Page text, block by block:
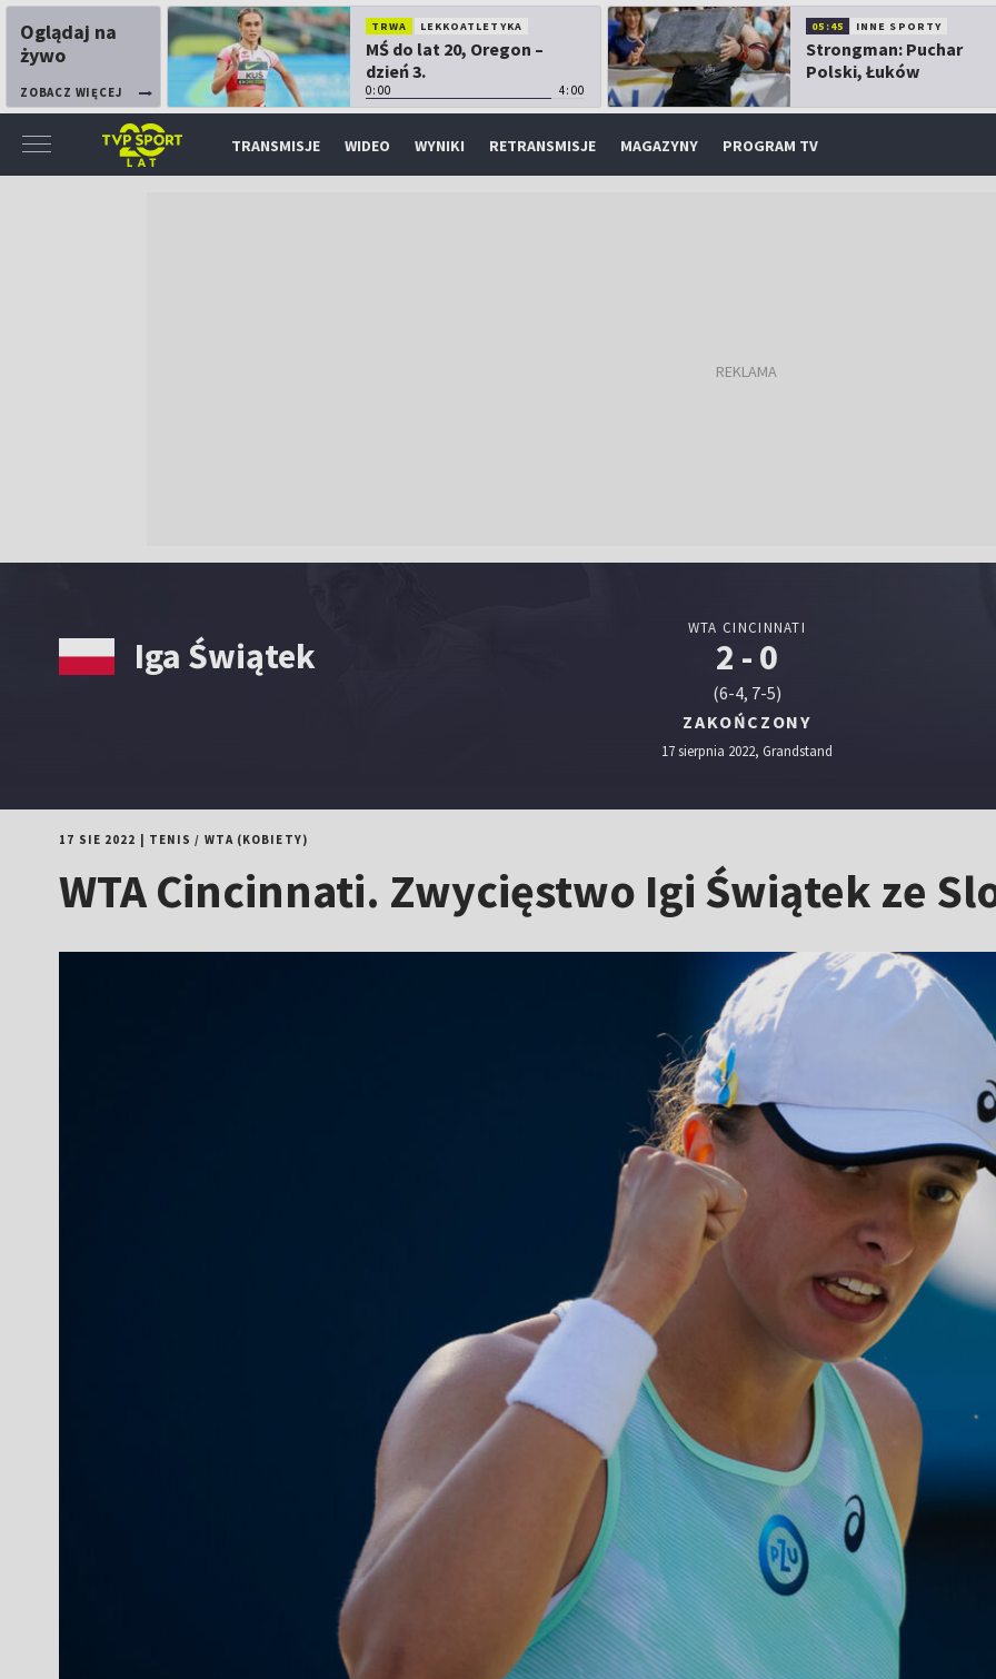
Oglądaj na
żywo
ZOBACZ WIĘCEJ
TRWA LEKKOATLETYKA
MŚ do lat 20, Oregon –
dzień 3.
0:00 4:00
05:45 INNE SPORTY
Strongman: Puchar
Polski, Łuków
TRANSMISJE WIDEO WYNIKI RETRANSMISJE MAGAZYNY PROGRAM TV
Iga Świątek
WTA CINCINNATI
2 - 0
(6-4, 7-5)
ZAKOŃCZONY
17 sierpnia 2022, Grandstand
17 SIE 2022 TENIS / WTA (KOBIETY)
WTA Cincinnati. Zwycięstwo Igi Świątek ze